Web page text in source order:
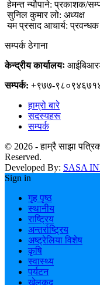
हेमन्त न्यौपाने: प्रकाशक/
सुनिल कुमार लो: अध्यक्ष
यम प्रसाद आचार्य: प्रवन्धक
सम्पर्क ठेगाना
केन्द्रीय कार्यालयः
सम्पर्क: +९७७-
हाम्रो बारे
सदस्यहरू
सम्पर्क
© 2026 - हाम्रै साझा
Reserved.
Developed By: SASA
Sign in
गृह पृष्ठ
स्थानीय
राष्ट्रिय
अन्तर्राष्ट्रिय
अष्ट्रेलिया विशेष
कृषि
स्वास्थ्य
पर्यटन
खेलकूद